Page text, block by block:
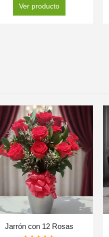
Ver producto
Jarrón con 12 Rosas